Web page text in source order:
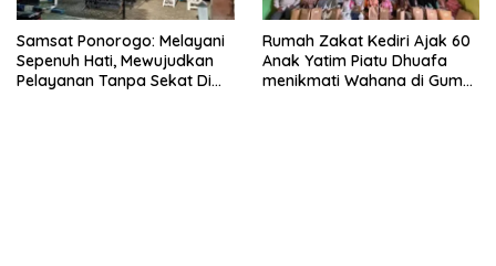
Samsat Ponorogo: Melayani
Sepenuh Hati, Mewujudkan
Pelayanan Tanpa Sekat Di
Rumah Zakat Kediri Ajak 60
Anak Yatim Piatu Dhuafa
menikmati Wahana di Gumul